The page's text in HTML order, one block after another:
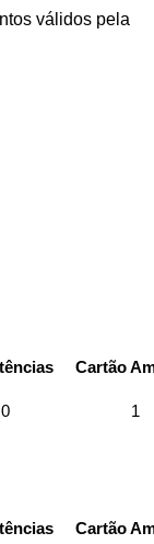
válidos pela
Cartão
0 1
Cartão